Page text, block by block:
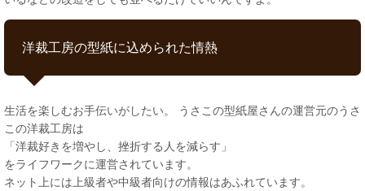
洋裁工房の型紙に込められた情熱
生活を楽しむお手伝いがしたい。 うさこの型紙屋さんの運営元のうさ
この洋裁工房は
「洋裁好きを増やし、挫折する人を減らす」
をライフワークに運営されています。
ネット上には上級者や中級者向けの情報はあふれています。